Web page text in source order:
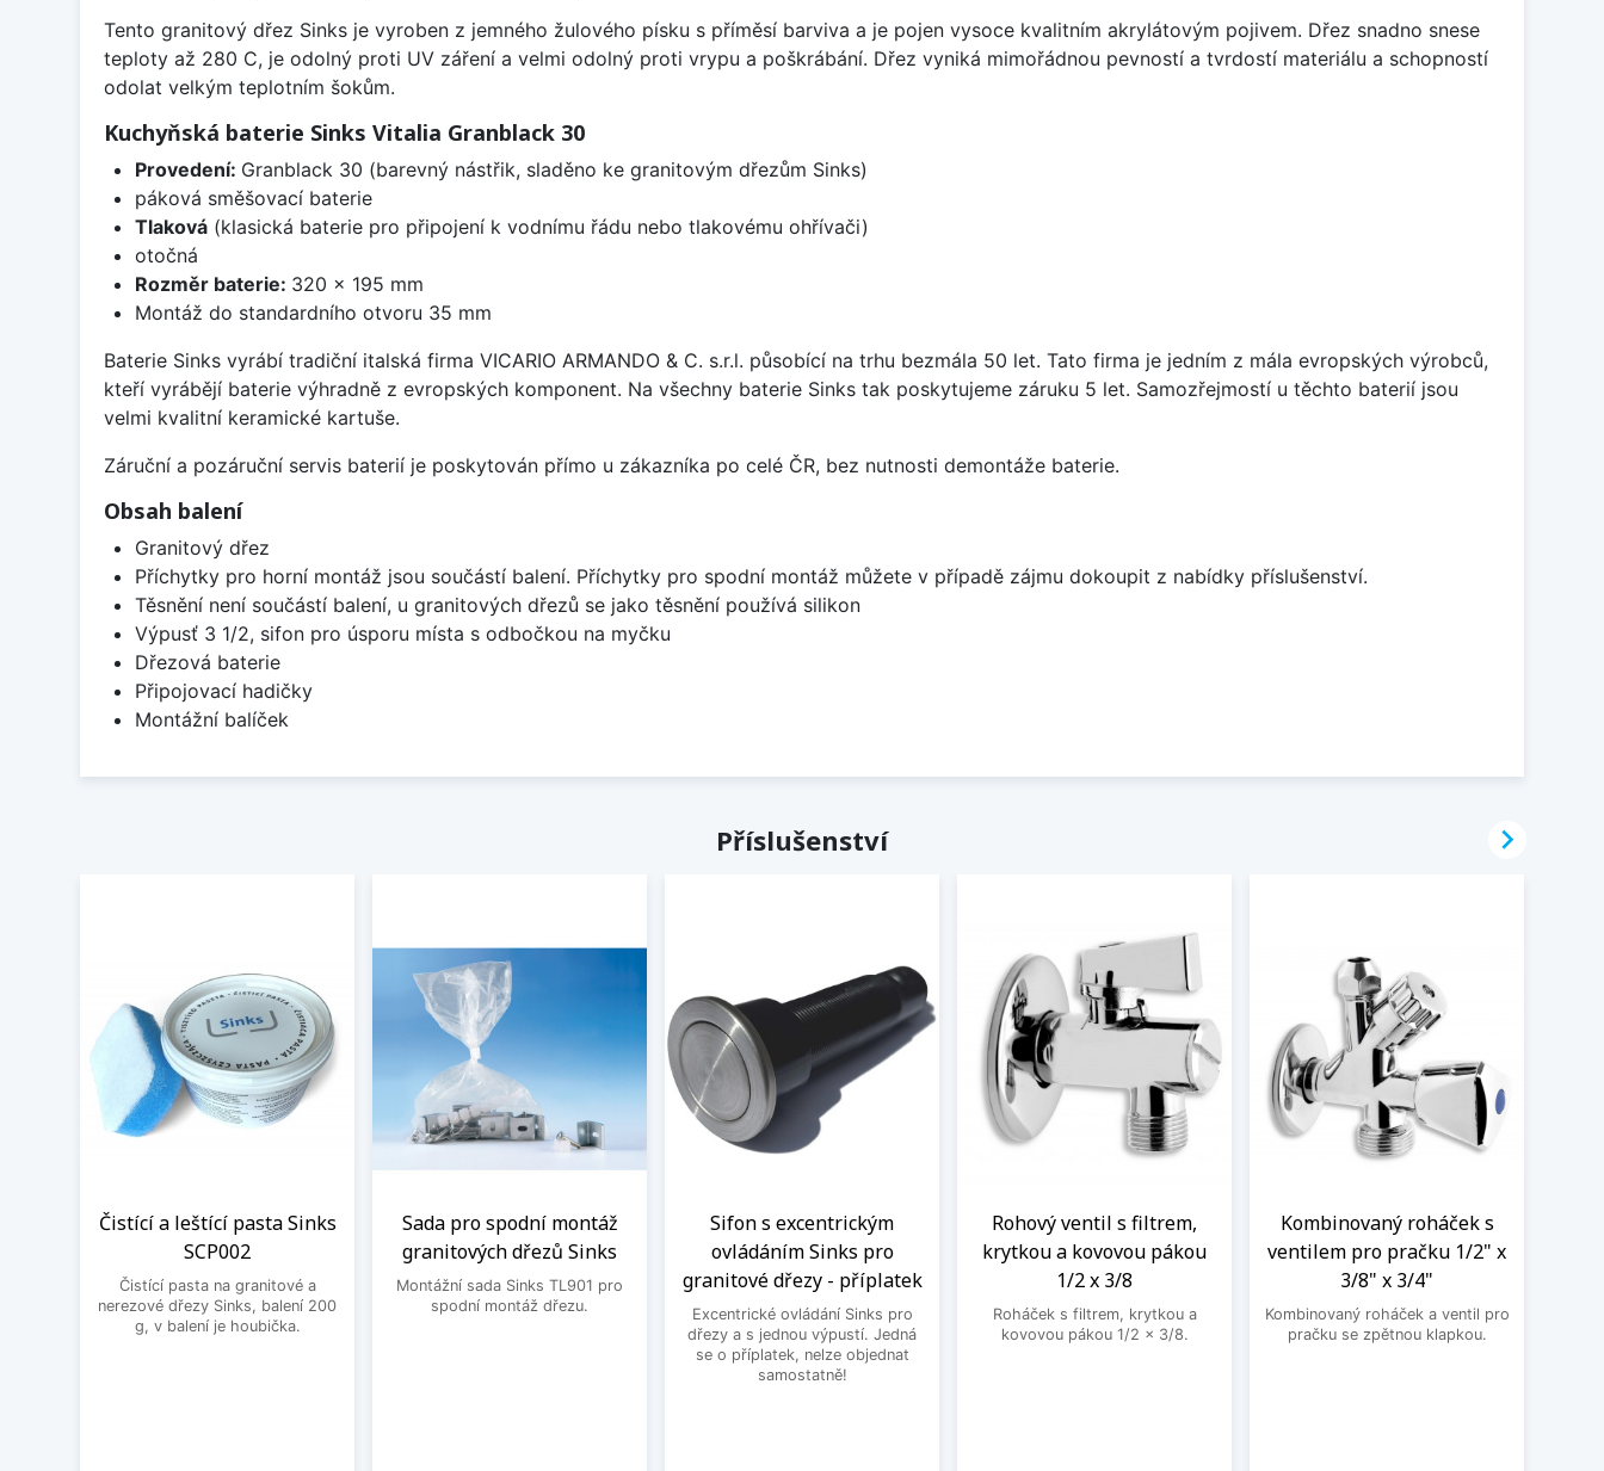
Tento granitový dřez Sinks je vyroben z jemného žulového písku s příměsí barviva a je pojen vysoce kvalitním akrylátovým pojivem. Dřez snadno snese
teploty až 280 C, je odolný proti UV záření a velmi odolný proti vrypu a poškrábání. Dřez vyniká mimořádnou pevností a tvrdostí materiálu a schopností
odolat velkým teplotním šokům.
Kuchyňská baterie Sinks Vitalia Granblack 30
Provedení: Granblack 30 (barevný nástřik, sladěno ke granitovým dřezům Sinks)
páková směšovací baterie
Tlaková(klasická baterie pro připojení k vodnímu řádu nebo tlakovému ohřívači)
otočná
Rozměr baterie: 320 x 195 mm
Montáž do standardního otvoru 35 mm
Baterie Sinks vyrábí tradiční italská firma VICARIO ARMANDO & C. s.r.l. působící na trhu bezmála 50 let. Tato firma je jedním z mála evropských výrobců,
kteří vyrábějí baterie výhradně z evropských komponent. Na všechny baterie Sinks tak poskytujeme záruku 5 let. Samozřejmostí u těchto baterií jsou
velmi kvalitní keramické kartuše.
Záruční a pozáruční servis baterií je poskytován přímo u zákazníka po celé ČR, bez nutnosti demontáže baterie.
Obsah balení
Granitový dřez
Příchytky pro horní montáž jsou součástí balení. Příchytky pro spodní montáž můžete v případě zájmu dokoupit z nabídky příslušenství.
Těsnění není součástí balení, u granitových dřezů se jako těsnění používá silikon
Výpusť 3 1/2, sifon pro úsporu místa s odbočkou na myčku
Dřezová baterie
Připojovací hadičky
Montážní balíček
Příslušenství
Čistící a leštící pasta Sinks
SCP002
Čistící pasta na granitové a
nerezové dřezy Sinks, balení 200
g, v balení je houbička.
Sada pro spodní montáž
granitových dřezů Sinks
Montážní sada Sinks TL901 pro
spodní montáž dřezu.
Sifon s excentrickým
ovládáním Sinks pro
granitové dřezy - příplatek
Excentrické ovládání Sinks pro
dřezy a s jednou výpustí. Jedná
se o příplatek, nelze objednat
samostatně!
Rohový ventil s filtrem,
krytkou a kovovou pákou
1/2 x 3/8
Roháček s filtrem, krytkou a
kovovou pákou 1/2 x 3/8.
Kombinovaný roháček s
ventilem pro pračku 1/2" x
3/8" x 3/4"
Kombinovaný roháček a ventil pro
pračku se zpětnou klapkou.
